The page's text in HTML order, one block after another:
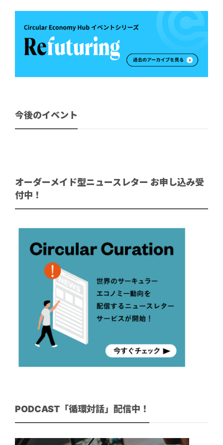
今後のイベント
オーダーメイド型ニュースレター お申し込み受
付中！
PODCAST「循環対話」配信中！